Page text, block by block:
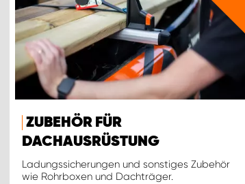
ZUBEHÖR FÜR
DACHAUSRÜSTUNG
Ladungssicherungen und sonstiges Zubehör
wie Rohrboxen und Dachträger.